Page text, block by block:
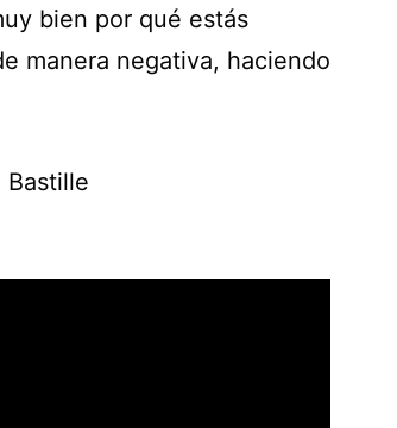
bien por qué estás
manera negativa, haciendo
Bastille